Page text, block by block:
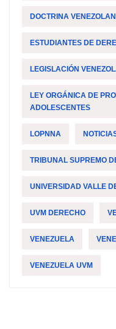
DOCTRINA
ESTUDIANTES DE
LEGISLACIÓN
LEY ORGÁNICA DE
ADOLESCENTES
LOPNNA
TRIBUNAL SUPREMO
UNIVERSIDAD VALLE
UVM DERECHO
VENEZUELA
VENEZUELA UVM